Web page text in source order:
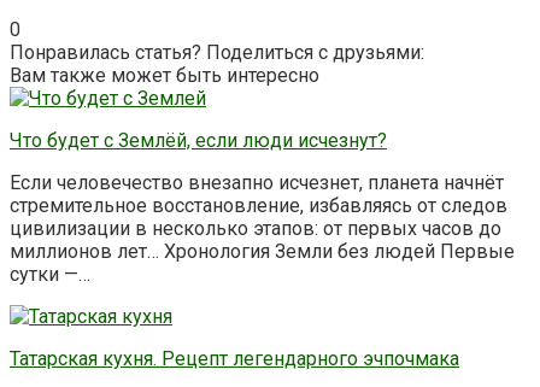
0
Понравилась статья? Поделиться с друзьями:
Вам также может быть интересно
Что будет с Землёй, если люди исчезнут?
Если человечество внезапно исчезнет, планета начнёт
стремительное восстановление, избавляясь от следов
цивилизации в несколько этапов: от первых часов до
миллионов лет… Хронология Земли без людей Первые
сутки —…
Татарская кухня. Рецепт легендарного эчпочмака